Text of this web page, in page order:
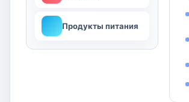
Продукты питания